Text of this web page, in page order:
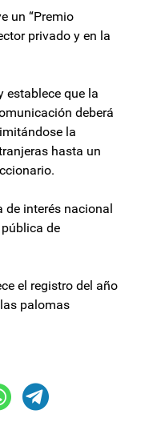
un “Premio
privado y en la
establece que la
deberá
la
hasta un
de interés nacional
de
el registro del año
palomas
un importante aumento
Adorni confirmó que